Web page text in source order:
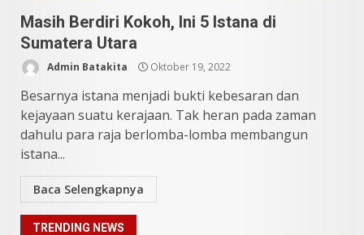
Masih Berdiri Kokoh, Ini 5 Istana di
Sumatera Utara
Admin Batakita Oktober 19, 2022
Besarnya istana menjadi bukti kebesaran dan
kejayaan suatu kerajaan. Tak heran pada zaman
dahulu para raja berlomba-lomba membangun
istana...
Baca Selengkapnya
TRENDING NEWS
6 Mei 4, 2026
7
SUCI Season 11: Finalis Stand
Up Comedy KompasTV
April 23, 2026
1
Utara Bukan Cuma Medan dan
Danau Toba